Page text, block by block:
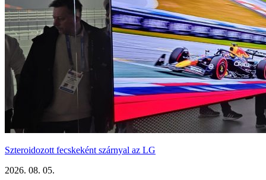
Szteroidozott fecskeként szárnyal az LG
2026. 08. 05.